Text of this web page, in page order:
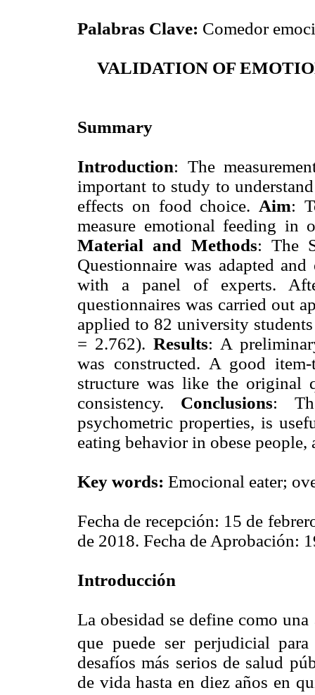
Palabras Clave: Comedor
VALIDATION OF
Summary
Introduction: The
important to study to
effects on food choice. Aim:
measure emotional feeding in
Material and Methods: The
Questionnaire was adapted
with a panel of experts.
questionnaires was carried out
applied to 82 university
= 2.762). Results: A
was constructed. A good
structure was like the original
consistency. Conclusions:
psychometric properties, is
eating behavior in obese
Key words: Emocional eater;
Fecha de recepción: 15 de
de 2018. Fecha de Aprobación:
Introducción
La obesidad se define como
que puede ser perjudicial
desafíos más serios de salud
de vida hasta en diez años en